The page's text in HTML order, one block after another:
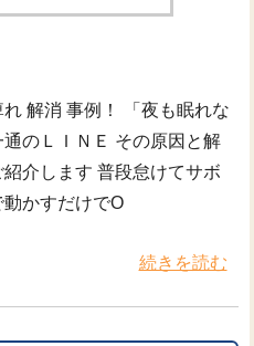
解消 事例！ 「夜も眠れな
のＬＩＮＥ その原因と解
介します 普段怠けてサボ
かすだけでO
続きを読む